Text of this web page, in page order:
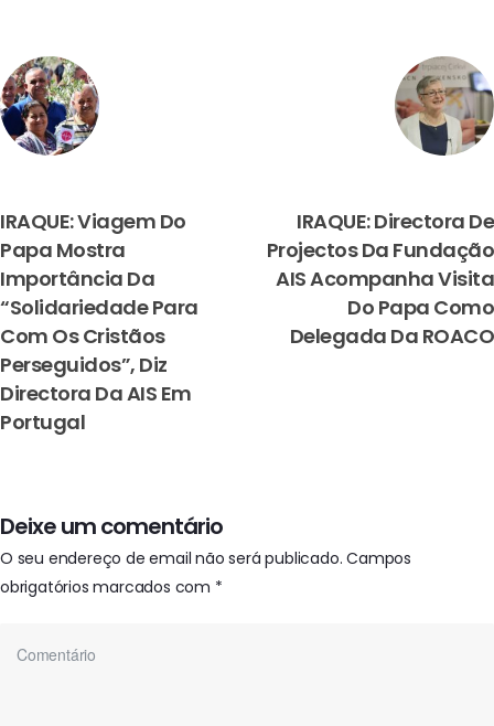
IRAQUE: Viagem Do
Papa Mostra
Importância Da
“solidariedade Para
Com Os Cristãos
Perseguidos”, Diz
Directora Da AIS Em
Portugal
IRAQUE: Directora De
Projectos Da Fundação
AIS Acompanha Visita
Do Papa Como
Delegada Da ROACO
Deixe um comentário
O seu endereço de email não será publicado. Campos
obrigatórios marcados com *